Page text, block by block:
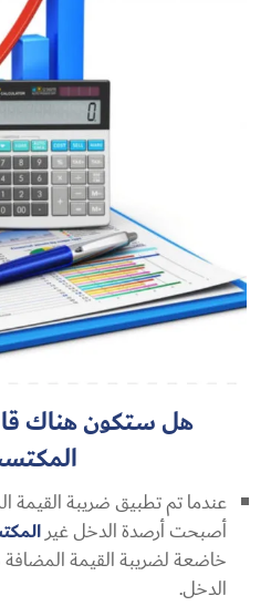
هل ستكون هناك
أصبحت أرصدة الدخل غير
الدخل.